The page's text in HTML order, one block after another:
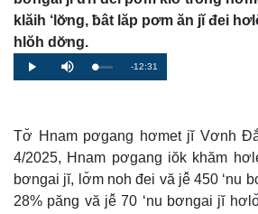
klăih ‘lơ̆ng, ƀât lăp pơm ăn jĭ đei
hlŏh dơ̆ng.
Play Mute Loaded
0%
Progress
0%
Remaining
-12:31
Tơ̆ Hnam pơgang hơmet jĭ Vơnh
4/2025, Hnam pơgang iŏk khăm
bơngai jĭ, lơ̆m noh đei vă jê̆ 450 ‘nu
28% păng vă jê̆ 70 ‘nu bơngai jĭ